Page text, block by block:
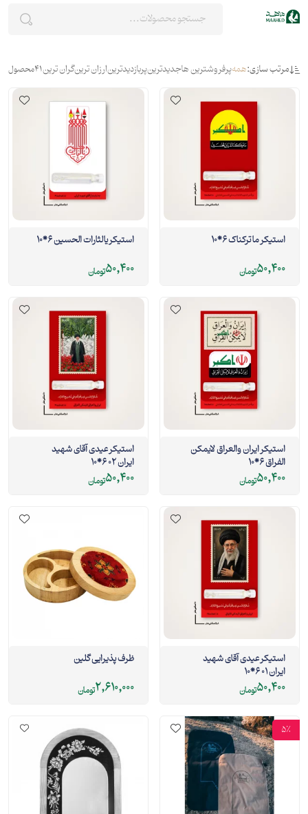
مرتب سازی:همهپرفروشترین هاجدیدترینپربازدیدترینارزان ترینگران ترین41محصول
استیکر ما ترکناک 6*10
50,400تومان
استیکر یالثارات الحسین 6*10
50,400تومان
استیکر ایران والعراق لایمکن
الفراق 6*10
50,400تومان
استیکر عیدی آقای شهید
ایران 02 6*10
50,400تومان
استیکر عیدی آقای شهید
ایران 01 6*10
50,400تومان
ظرف پذیرایی گلین
2,610,000تومان
5%